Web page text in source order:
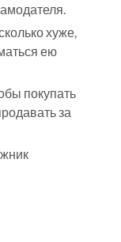
хуже,
ею
покупать
за